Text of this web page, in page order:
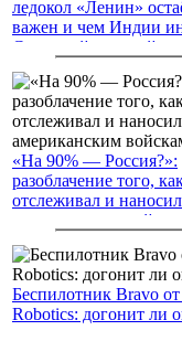
ледокол «Ленин»
важен и чем Индии
Северный морской
«На 90% — Россия?»:
разоблачение того,
отслеживал и
американским войскам
Беспилотник Bravo от
Robotics: догонит ли